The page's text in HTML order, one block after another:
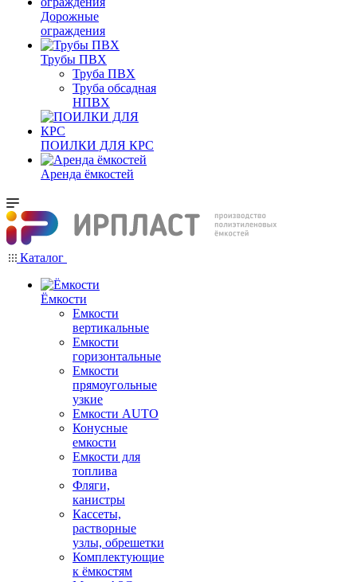
Дорожные
ограждения
Трубы ПВХ
Труба ПВХ
Труба обсадная
НПВХ
ПОИЛКИ ДЛЯ КРС
Аренда ёмкостей
Каталог
Ёмкости
Емкости
вертикальные
Емкости
горизонтальные
Емкости
прямоугольные
узкие
Емкости АUТО
Конусные
емкости
Емкости для
топлива
Фляги,
канистры
Кассеты,
растворные
узлы, обрешетки
Комплектующие
к ёмкостям